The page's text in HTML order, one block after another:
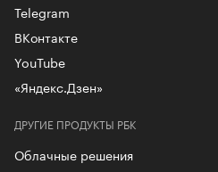
ДРУГИЕ ПРОДУКТЫ РБК
Облачные решения
Telegram
ВКонтакте
YouTube
«Яндекс.Дзен»